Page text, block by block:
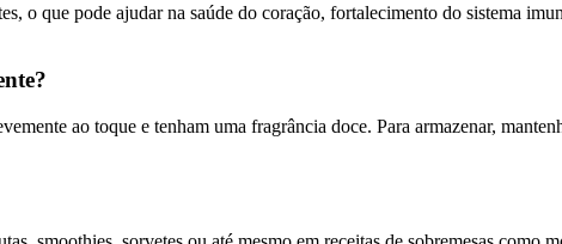
o que pode ajudar na saúde do coração, fortalecimento do sistema
ao toque e tenham uma fragrância doce. Para armazenar,